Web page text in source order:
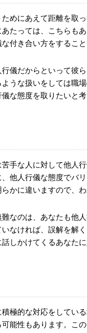
めにあえて距離を取
たっては、こちらも
付き合い方をするこ
儀だからといって彼
うな扱いをしては職
な態度を取りたいと
手な人に対して他人
他人行儀な態度でバ
かに違いますので、
なのは、あなたも他
なければ、誤解を解
しかけてくるあなた
極的な対応をしてい
能性もあります。こ